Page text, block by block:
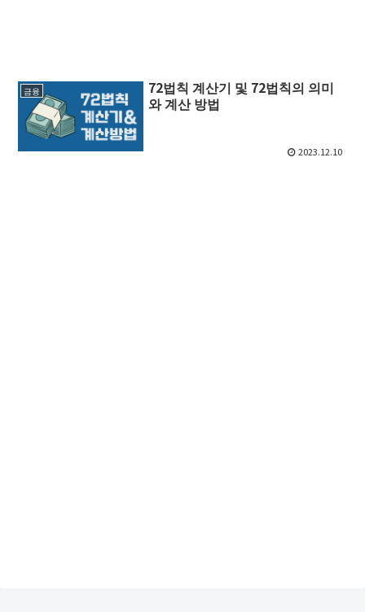
금융
72법칙 계산기 및 72법칙의 의미
와 계산 방법
2023.12.10